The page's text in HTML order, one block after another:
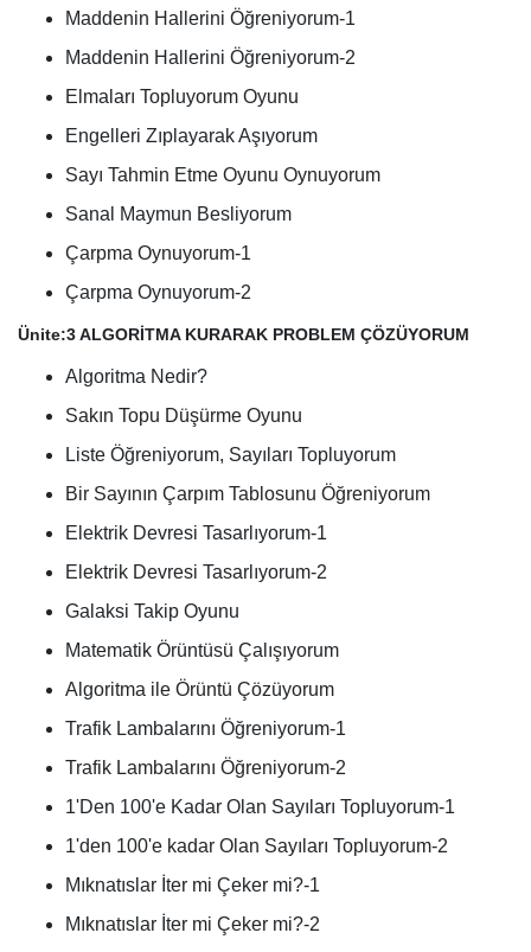
Maddenin Hallerini Öğreniyorum-1
Maddenin Hallerini Öğreniyorum-2
Elmaları Topluyorum Oyunu
Engelleri Zıplayarak Aşıyorum
Sayı Tahmin Etme Oyunu Oynuyorum
Sanal Maymun Besliyorum
Çarpma Oynuyorum-1
Çarpma Oynuyorum-2
Ünite:3 ALGORİTMA KURARAK PROBLEM ÇÖZÜYORUM
Algoritma Nedir?
Sakın Topu Düşürme Oyunu
Liste Öğreniyorum, Sayıları Topluyorum
Bir Sayının Çarpım Tablosunu Öğreniyorum
Elektrik Devresi Tasarlıyorum-1
Elektrik Devresi Tasarlıyorum-2
Galaksi Takip Oyunu
Matematik Örüntüsü Çalışıyorum
Algoritma ile Örüntü Çözüyorum
Trafik Lambalarını Öğreniyorum-1
Trafik Lambalarını Öğreniyorum-2
1'Den 100'e Kadar Olan Sayıları Topluyorum-1
1'den 100'e kadar Olan Sayıları Topluyorum-2
Mıknatıslar İter mi Çeker mi?-1
Mıknatıslar İter mi Çeker mi?-2